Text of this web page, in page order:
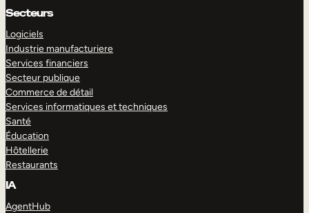
Secteurs
Logiciels
Industrie manufacturiere
Services financiers
Secteur publique
Commerce de détail
Services informatiques et techniques
Santé
Éducation
Hôtellerie
Restaurants
IA
AgentHub